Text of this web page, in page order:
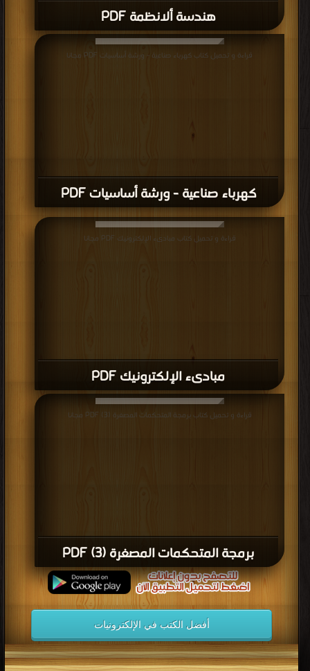
هندسة ألانظمة PDF
كهرباء صناعية - ورشة أساسيات PDF
قراءة و تحميل كتاب كهرباء صناعية - ورشة أساسيات PDF مجانا
مبادىء الإلكترونيك PDF
قراءة و تحميل كتاب مبادىء الإلكترونيك PDF مجانا
برمجة المتحكمات المصغرة (3) PDF
قراءة و تحميل كتاب برمجة المتحكمات المصغرة (3) PDF مجانا
أفضل الكتب في الإلكترونيات